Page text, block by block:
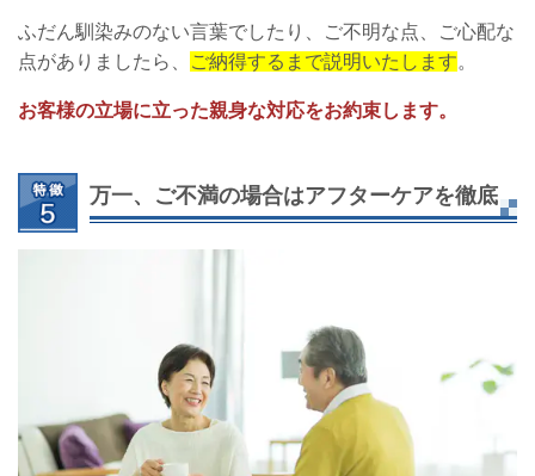
ふだん馴染みのない言葉でしたり、ご不明な点、ご心配な
点がありましたら、
ご納得するまで説明いたします。
お客様の立場に立った親身な対応をお約束します。
万一、ご不満の場合はアフターケアを徹底